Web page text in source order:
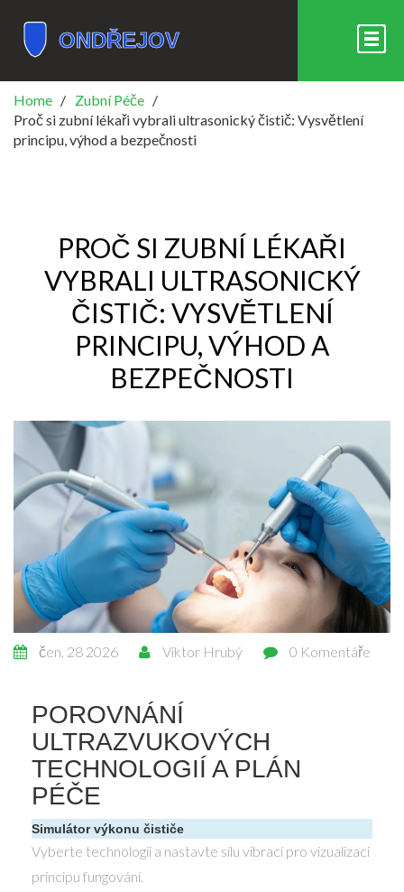
Home
Zubní Péče
Proč si zubní lékaři vybrali ultrasonický čistič: Vysvětlení
principu, výhod a bezpečnosti
PROČ SI ZUBNÍ LÉKAŘI
VYBRALI ULTRASONICKÝ
ČISTIČ: VYSVĚTLENÍ
PRINCIPU, VÝHOD A
BEZPEČNOSTI
čen, 28 2026 Viktor Hrubý 0 Komentáře
POROVNÁNÍ
ULTRAZVUKOVÝCH
TECHNOLOGIÍ A PLÁN
PÉČE
Simulátor výkonu čističe
Vyberte technologii a nastavte sílu vibrací pro vizualizaci
principu fungování.